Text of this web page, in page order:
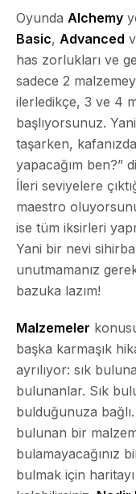
Oyunda Alchemy
Basic, Advanced
has zorlukları ve
sadece 2
ilerledikçe, 3 ve 4
başlıyorsunuz.
taşarken,
yapacağım ben?”
İleri seviyelere
maestro
ise tüm iksirleri
Yani bir nevi
unutmamanız
bazuka lazım!
Malzemeler
başka karmaşık
ayrılıyor: sık
bulunanlar. Sık
bulduğunuza
bulunan bir
bulamayacağınız
bulmak için